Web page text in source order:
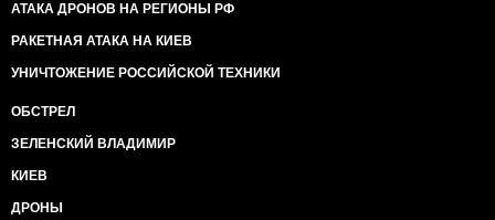
АТАКА ДРОНОВ НА РЕГИОНЫ РФ
РАКЕТНАЯ АТАКА НА КИЕВ
УНИЧТОЖЕНИЕ РОССИЙСКОЙ ТЕХНИКИ
ОБСТРЕЛ
ЗЕЛЕНСКИЙ ВЛАДИМИР
КИЕВ
ДРОНЫ